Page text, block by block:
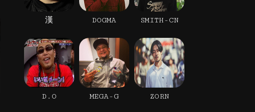
漢 DOGMA SMITH-CN
D.O MEGA-G ZORN